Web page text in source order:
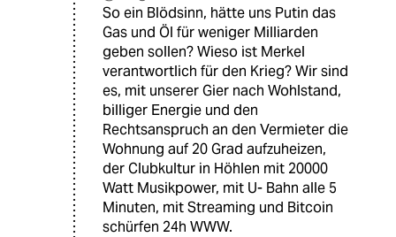
So ein Blödsinn, hätte uns Putin das
Gas und Öl für weniger Milliarden
geben sollen? Wieso ist Merkel
verantwortlich für den Krieg? Wir sind
es, mit unserer Gier nach Wohlstand,
billiger Energie und den
Rechtsanspruch an den Vermieter die
Wohnung auf 20 Grad aufzuheizen,
der Clubkultur in Höhlen mit 20000
Watt Musikpower, mit U- Bahn alle 5
Minuten, mit Streaming und Bitcoin
schürfen 24h WWW.